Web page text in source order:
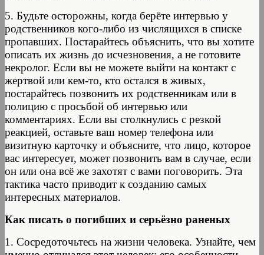
5. Будьте осторожны, когда берёте интервью у
родственников кого-либо из числящихся в списке
пропавших. Постарайтесь объяснить, что вы хотите
описать их жизнь до исчезновения, а не готовите
некролог. Если вы не можете выйти на контакт с
жертвой или кем-то, кто остался в живых,
постарайтесь позвонить их родственникам или в
полицию с просьбой об интервью или
комментариях. Если вы столкнулись с резкой
реакцией, оставьте ваш номер телефона или
визитную карточку и объясните, что лицо, которое
вас интересует, может позвонить вам в случае, если
он или она всё же захотят с вами поговорить. Эта
тактика часто приводит к созданию самых
интересных материалов.
Как писать о погибших и серьёзно раненых
1. Сосредоточьтесь на жизни человека. Узнайте, чем